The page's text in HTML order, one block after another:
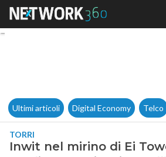
Inwit nel
Ultimi articoli Digital Economy Telco
TORRI
Inwit nel mirino di Ei